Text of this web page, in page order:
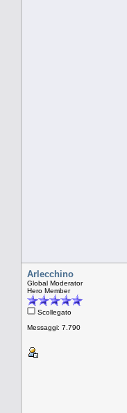
Arlecchino
Global Moderator
Hero Member
Scollegato
Messaggi: 7.790